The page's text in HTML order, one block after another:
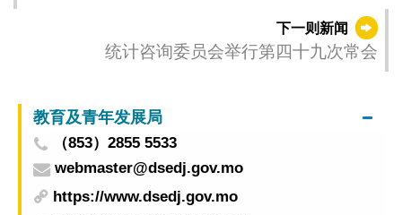
下一则新闻
统计咨询委员会举行第四十九次常会
教育及青年发展局
（853）2855 5533
webmaster@dsedj.gov.mo
https://www.dsedj.gov.mo